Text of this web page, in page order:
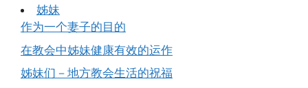
姊妹
作为一个妻子的目的
在教会中姊妹健康有效的运作
姊妹们－地方教会生活的祝福